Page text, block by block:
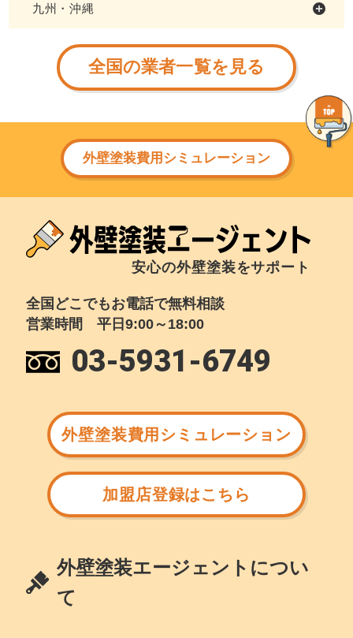
九州・沖縄
全国の業者一覧を見る
外壁塗装費用シミュレーション
安心の外壁塗装をサポート
全国どこでもお電話で無料相談
営業時間 平日9:00～18:00
03-5931-6749
外壁塗装費用シミュレーション
加盟店登録はこちら
外壁塗装エージェントについ
て